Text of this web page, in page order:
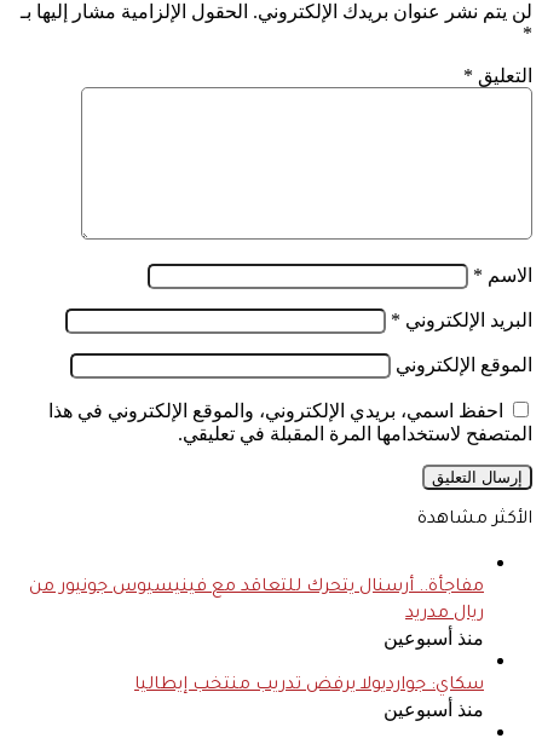
لن يتم نشر عنوان بريدك الإلكتروني. الحقول الإلزامية مشار إليها بـ
*
التعليق *
الاسم *
البريد الإلكتروني *
الموقع الإلكتروني
احفظ اسمي، بريدي الإلكتروني، والموقع الإلكتروني في هذا
المتصفح لاستخدامها المرة المقبلة في تعليقي.
الأكثر مشاهدة
مفاجأة.. أرسنال يتحرك للتعاقد مع فينيسيوس جونيور من
ريال مدريد
منذ أسبوعين
سكاي: جوارديولا يرفض تدريب منتخب إيطاليا
منذ أسبوعين